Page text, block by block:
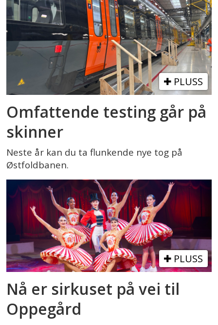
PLUSS
Omfattende testing går på
skinner
Neste år kan du ta flunkende nye tog på
Østfoldbanen.
PLUSS
Nå er sirkuset på vei til
Oppegård